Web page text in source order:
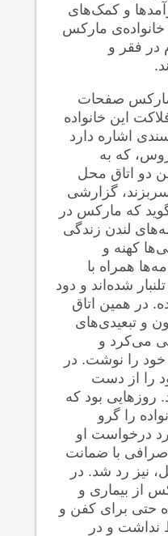
و کمک‌های
خانواده‌ی مارکس
در فقر و
مارکس صفحات
این خانواده
سندی اشاره دارد
که به
دو اتاق محل
گزارشی
که مارکس در
لندن زندگی
کهنه و
همراه با
شده‌اند و دود
در همین اتاق
و تبعیدی‌های
می‌کرد و
خود را نوشت. در
را از دست
روزهایی بود که
را گرو
درخواست او
صرافی با ضمانت
نیز رد شد. در
از بیماری و
حتی برای کفن و
نداشت و در